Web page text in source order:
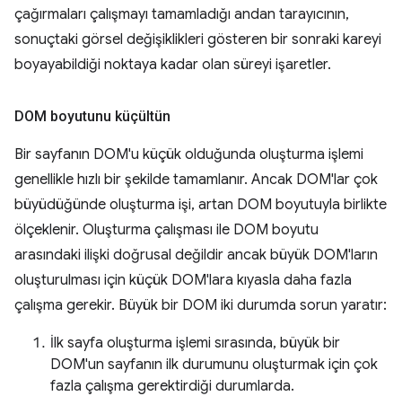
çağırmaları çalışmayı tamamladığı andan tarayıcının,
sonuçtaki görsel değişiklikleri gösteren bir sonraki kareyi
boyayabildiği noktaya kadar olan süreyi işaretler.
DOM boyutunu küçültün
Bir sayfanın DOM'u küçük olduğunda oluşturma işlemi
genellikle hızlı bir şekilde tamamlanır. Ancak DOM'lar çok
büyüdüğünde oluşturma işi, artan DOM boyutuyla birlikte
ölçeklenir. Oluşturma çalışması ile DOM boyutu
arasındaki ilişki doğrusal değildir ancak büyük DOM'ların
oluşturulması için küçük DOM'lara kıyasla daha fazla
çalışma gerekir. Büyük bir DOM iki durumda sorun yaratır:
İlk sayfa oluşturma işlemi sırasında, büyük bir
DOM'un sayfanın ilk durumunu oluşturmak için çok
fazla çalışma gerektirdiği durumlarda.